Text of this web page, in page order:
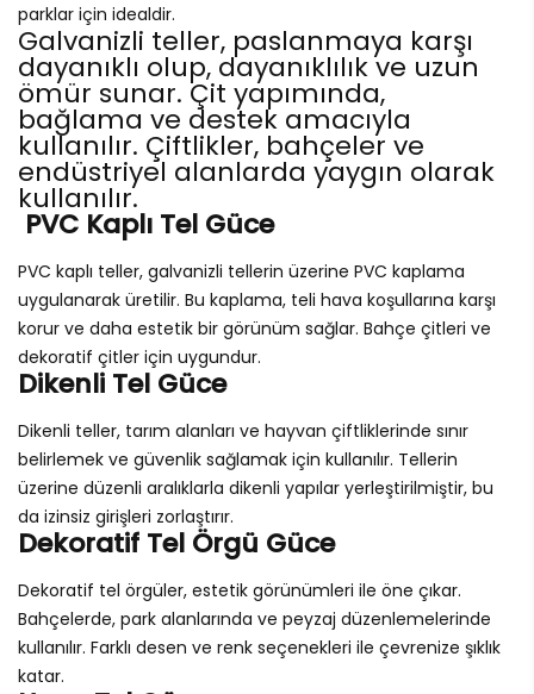
parklar için idealdir.
Galvanizli teller, paslanmaya karşı
dayanıklı olup, dayanıklılık ve uzun
ömür sunar. Çit yapımında,
bağlama ve destek amacıyla
kullanılır. Çiftlikler, bahçeler ve
endüstriyel alanlarda yaygın olarak
kullanılır.
PVC Kaplı Tel Güce
PVC kaplı teller, galvanizli tellerin üzerine PVC kaplama
uygulanarak üretilir. Bu kaplama, teli hava koşullarına karşı
korur ve daha estetik bir görünüm sağlar. Bahçe çitleri ve
dekoratif çitler için uygundur.
Dikenli Tel Güce
Dikenli teller, tarım alanları ve hayvan çiftliklerinde sınır
belirlemek ve güvenlik sağlamak için kullanılır. Tellerin
üzerine düzenli aralıklarla dikenli yapılar yerleştirilmiştir, bu
da izinsiz girişleri zorlaştırır.
Dekoratif Tel Örgü Güce
Dekoratif tel örgüler, estetik görünümleri ile öne çıkar.
Bahçelerde, park alanlarında ve peyzaj düzenlemelerinde
kullanılır. Farklı desen ve renk seçenekleri ile çevrenize şıklık
katar.